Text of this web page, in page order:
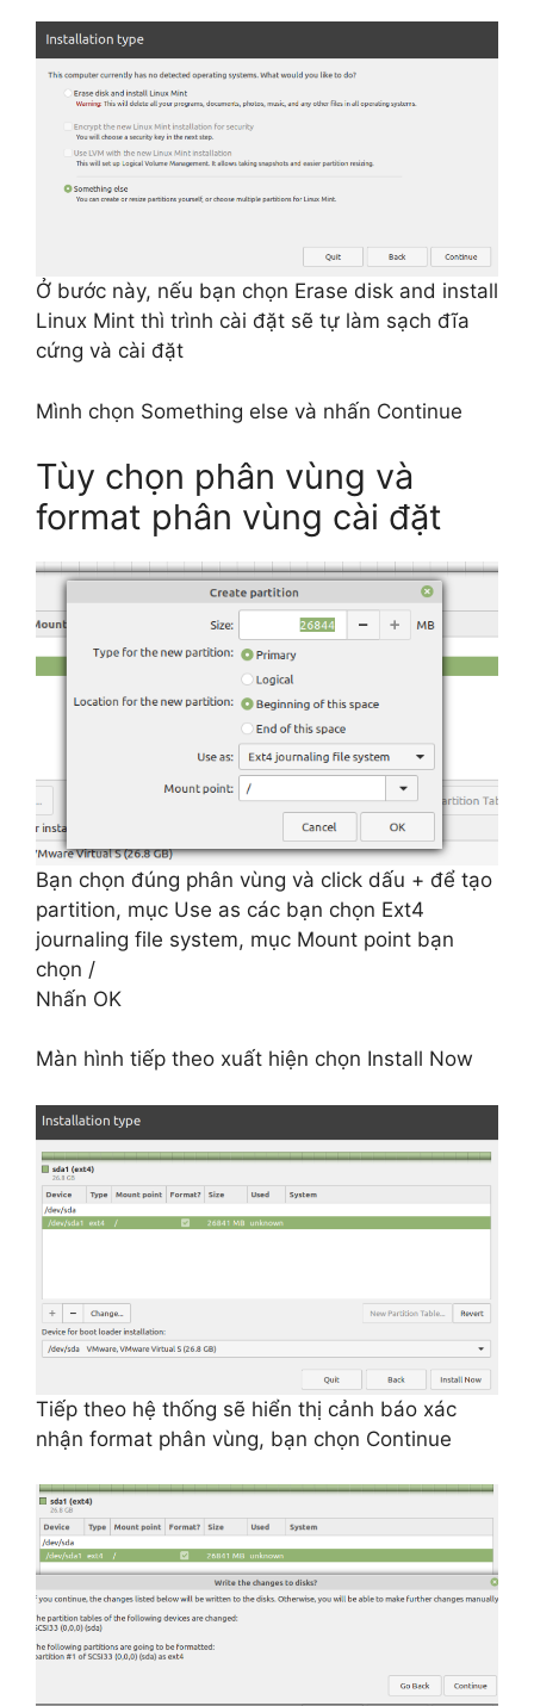
Ở bước này, nếu bạn chọn Erase disk and install
Linux Mint thì trình cài đặt sẽ tự làm sạch đĩa
cứng và cài đặt
Mình chọn Something else và nhấn Continue
Tùy chọn phân vùng và
format phân vùng cài đặt
Bạn chọn đúng phân vùng và click dấu + để tạo
partition, mục Use as các bạn chọn Ext4
journaling file system, mục Mount point bạn
chọn /
Nhấn OK
Màn hình tiếp theo xuất hiện chọn Install Now
Tiếp theo hệ thống sẽ hiển thị cảnh báo xác
nhận format phân vùng, bạn chọn Continue